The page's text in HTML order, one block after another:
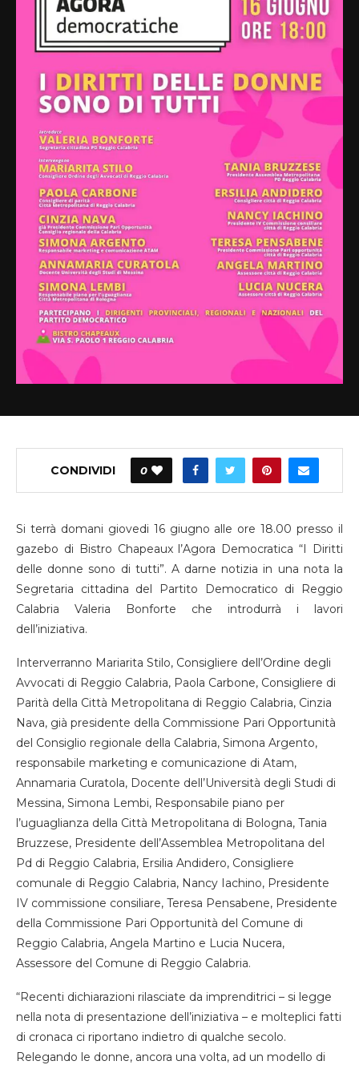
CONDIVIDI 0
Si terrà domani giovedi 16 giugno alle ore 18.00 presso il
gazebo di Bistro Chapeaux l’Agora Democratica “I Diritti
delle donne sono di tutti”. A darne notizia in una nota la
Segretaria cittadina del Partito Democratico di Reggio
Calabria Valeria Bonforte che introdurrà i lavori
dell’iniziativa.
Interverranno Mariarita Stilo, Consigliere dell’Ordine degli
Avvocati di Reggio Calabria, Paola Carbone, Consigliere di
Parità della Città Metropolitana di Reggio Calabria, Cinzia
Nava, già presidente della Commissione Pari Opportunità
del Consiglio regionale della Calabria, Simona Argento,
responsabile marketing e comunicazione di Atam,
Annamaria Curatola, Docente dell’Università degli Studi di
Messina, Simona Lembi, Responsabile piano per
l’uguaglianza della Città Metropolitana di Bologna, Tania
Bruzzese, Presidente dell’Assemblea Metropolitana del
Pd di Reggio Calabria, Ersilia Andidero, Consigliere
comunale di Reggio Calabria, Nancy Iachino, Presidente
IV commissione consiliare, Teresa Pensabene, Presidente
della Commissione Pari Opportunità del Comune di
Reggio Calabria, Angela Martino e Lucia Nucera,
Assessore del Comune di Reggio Calabria.
“Recenti dichiarazioni rilasciate da imprenditrici – si legge
nella nota di presentazione dell’iniziativa – e molteplici fatti
di cronaca ci riportano indietro di qualche secolo.
Relegando le donne, ancora una volta, ad un modello di